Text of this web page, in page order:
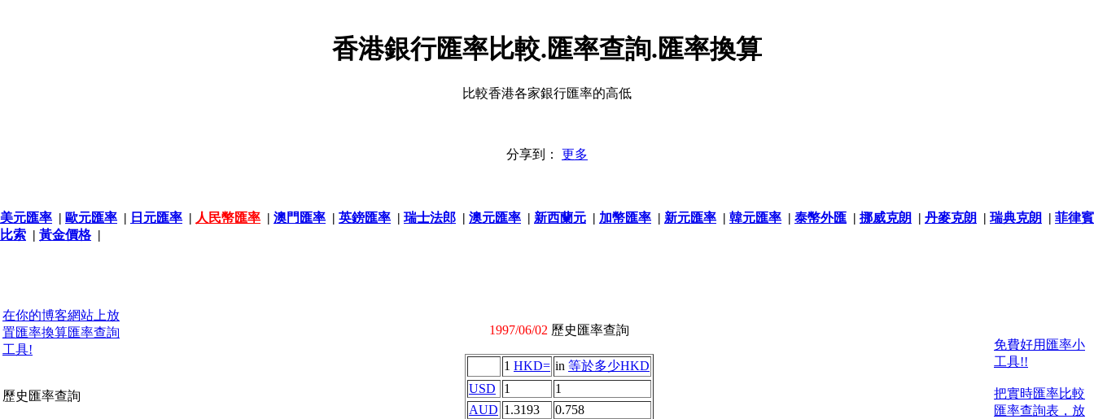
香港銀行匯率比較.匯率查詢.匯率換算
比較香港各家銀行匯率的高低
分享到： 更多
美元匯率 | 歐元匯率 | 日元匯率 | 人民幣匯率 | 澳門匯率 | 英鎊匯率 | 瑞士法郎 | 澳元匯率 | 新西蘭元 | 加幣匯率 | 新元匯率 | 韓元匯率 | 泰幣外匯 | 挪威克朗 | 丹麥克朗 | 瑞典克朗 | 菲律賓
比索 | 黃金價格|
在你的博客網站上放
置匯率換算匯率查詢
工具!
歷史匯率查詢
1997/06/02 歷史匯率查詢
1 HKD= in 等於多少HKD
USD
1
1
AUD 1.3193
0.758
免費好用匯率小
工具!!
把實時匯率比較
匯率查詢表，放